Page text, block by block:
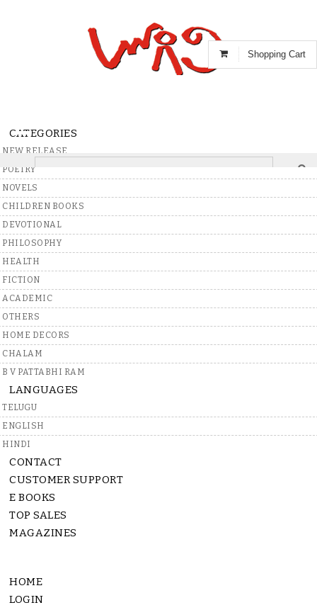
Shopping Cart
CATEGORIES
NEW RELEASE
POETRY
NOVELS
CHILDREN BOOKS
DEVOTIONAL
PHILOSOPHY
HEALTH
FICTION
ACADEMIC
OTHERS
HOME DECORS
CHALAM
B V PATTABHI RAM
LANGUAGES
TELUGU
ENGLISH
HINDI
CONTACT
CUSTOMER SUPPORT
E BOOKS
TOP SALES
MAGAZINES
HOME
LOGIN
Home>Books>Telugu>General
Write A Review
600
-
Stock
4 - 9 Days